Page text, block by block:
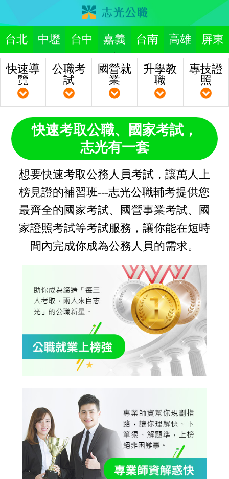
台北 中壢 台中 嘉義 台南 高雄 屏東
快速導
覽
公職考
試
國營就
業
升學教
職
專技證
照
快速考取公職、國家考試，
志光有一套
想要快速考取公務人員考試，讓萬人上
榜見證的補習班---志光公職輔考提供您
最齊全的國家考試、國營事業考試、國
家證照考試等考試服務，讓你能在短時
間內完成你成為公務人員的需求。